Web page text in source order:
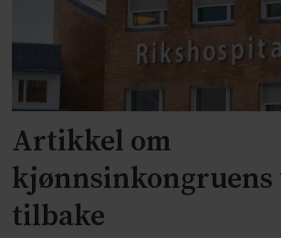
Artikkel om
tilbake